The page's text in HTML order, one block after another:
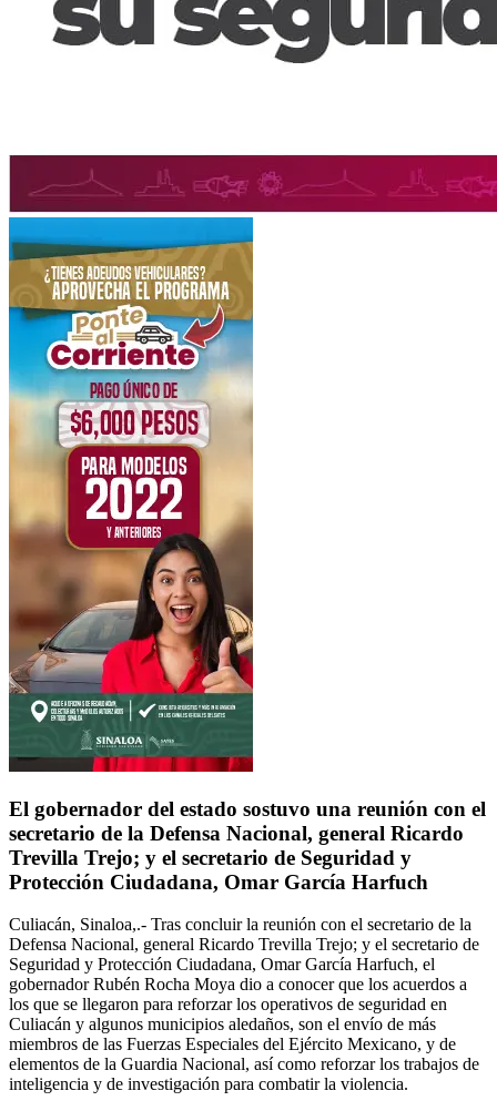
El gobernador del estado sostuvo una reunión con el
secretario de la Defensa Nacional, general Ricardo
Trevilla Trejo; y el secretario de Seguridad y
Protección Ciudadana, Omar García Harfuch
Culiacán, Sinaloa,.- Tras concluir la reunión con el secretario de la
Defensa Nacional, general Ricardo Trevilla Trejo; y el secretario de
Seguridad y Protección Ciudadana, Omar García Harfuch, el
gobernador Rubén Rocha Moya dio a conocer que los acuerdos a
los que se llegaron para reforzar los operativos de seguridad en
Culiacán y algunos municipios aledaños, son el envío de más
miembros de las Fuerzas Especiales del Ejército Mexicano, y de
elementos de la Guardia Nacional, así como reforzar los trabajos de
inteligencia y de investigación para combatir la violencia.